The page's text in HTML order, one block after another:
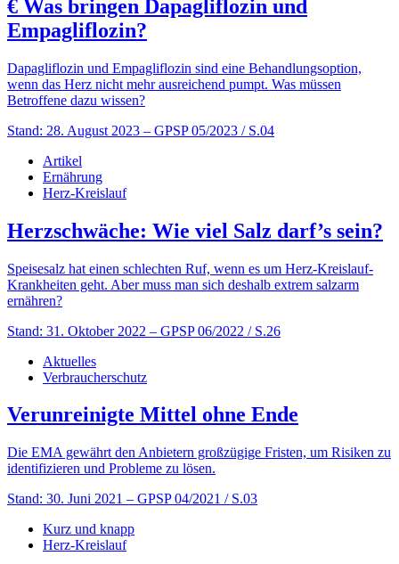
€ Was bringen Dapagliflozin und
Empagliflozin?
Dapagliflozin und Empagliflozin sind eine Behandlungsoption,
wenn das Herz nicht mehr ausreichend pumpt. Was müssen
Betroffene dazu wissen?
Stand: 28. August 2023 – GPSP 05/2023 / S.04
Artikel
Ernährung
Herz-Kreislauf
Herzschwäche: Wie viel Salz darf’s sein?
Speisesalz hat einen schlechten Ruf, wenn es um Herz-Kreislauf-
Krankheiten geht. Aber muss man sich deshalb extrem salzarm
ernähren?
Stand: 31. Oktober 2022 – GPSP 06/2022 / S.26
Aktuelles
Verbraucherschutz
Verunreinigte Mittel ohne Ende
Die EMA gewährt den Anbietern großzügige Fristen, um Risiken zu
identifizieren und Probleme zu lösen.
Stand: 30. Juni 2021 – GPSP 04/2021 / S.03
Kurz und knapp
Herz-Kreislauf